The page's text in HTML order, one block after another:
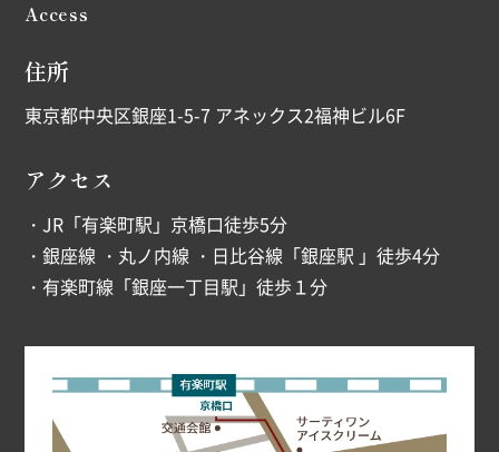
Access
住所
東京都中央区銀座1-5-7 アネックス2福神ビル6F
アクセス
・JR「有楽町駅」京橋口徒歩5分
・銀座線 ・丸ノ内線 ・日比谷線「銀座駅 」徒歩4分
・有楽町線「銀座一丁目駅」徒歩１分